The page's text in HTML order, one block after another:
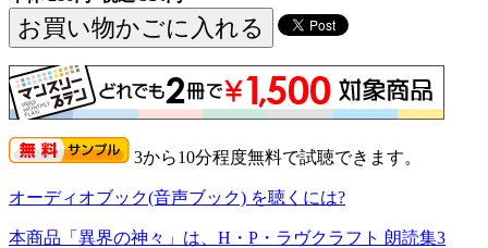
3から10分程度無料で試聴できます。
オーディオブック(音声ブック) を聴くには?
本商品「異界の神々」は、H・P・ラヴクラフト 朗読集3